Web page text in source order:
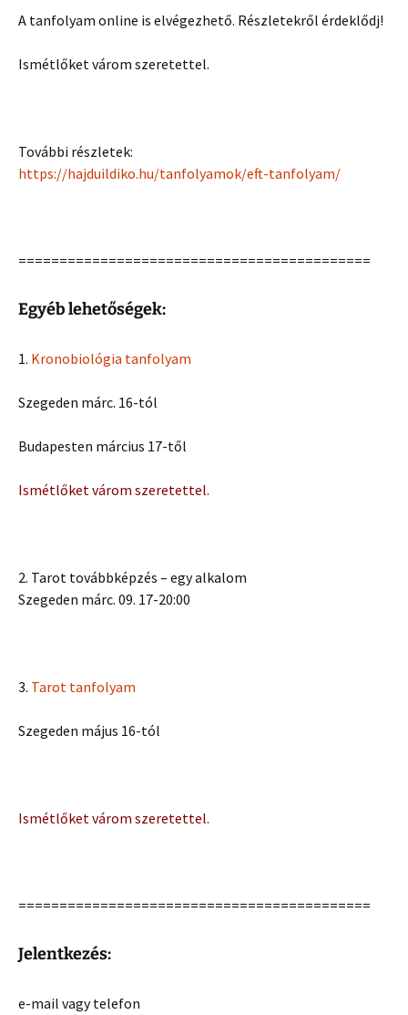
A tanfolyam online is elvégezhető. Részletekről érdeklődj!
Ismétlőket várom szeretettel.
További részletek:
https://hajduildiko.hu/tanfolyamok/eft-tanfolyam/
===========================================
Egyéb lehetőségek:
1. Kronobiológia tanfolyam
Szegeden márc. 16-tól
Budapesten március 17-től
Ismétlőket várom szeretettel.
2. Tarot továbbképzés – egy alkalom
Szegeden márc. 09. 17-20:00
3. Tarot tanfolyam
Szegeden május 16-tól
Ismétlőket várom szeretettel.
===========================================
Jelentkezés:
e-mail vagy telefon